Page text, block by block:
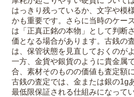
はっきり残っているか、文字や模
かも重要です。さらに当時のケー
は「正真正銘の本物」として判断
価となる場合があります。古銭の
は、保管状態を見直しておくのが
一方、金貨や銀貨のように貴金属
合、素材そのものの価値も査定額
古銭の査定では、金または銀の1g
最低限保証される仕組みになって